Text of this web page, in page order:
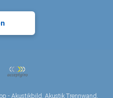
- Akustikbild, Akustik Trennwand,